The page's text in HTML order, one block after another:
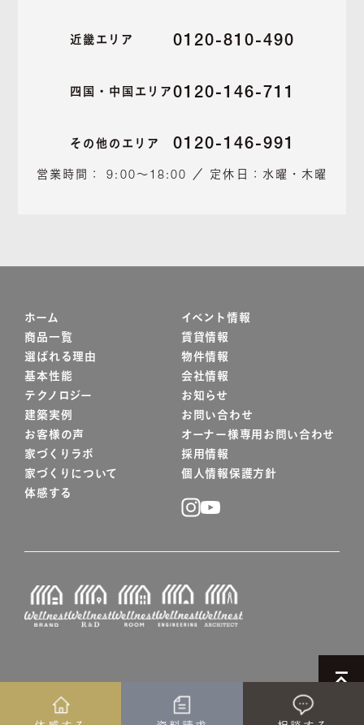
近畿エリア 0120-810-490
四国・中国エリア 0120-146-711
その他のエリア 0120-146-991
営業時間： 9:00～18:00 ／ 定休日：水曜・木曜
ホーム
商品一覧
選ばれる理由
基本性能
テクノロジー
建築実例
お客様の声
家づくりラボ
家づくりについて
体感する
イベント情報
賃貸情報
物件情報
会社情報
お知らせ
お問い合わせ
オーナー様専用お問い合わせ
採用情報
個人情報保護方針
© WELLNEST HOME